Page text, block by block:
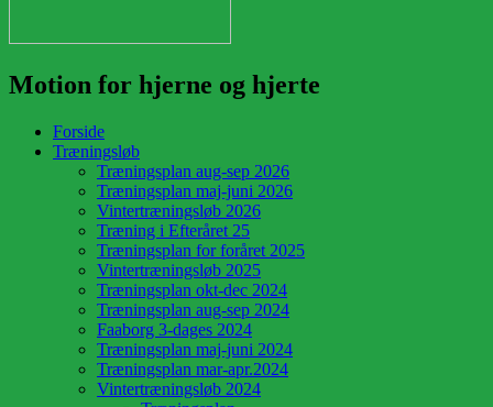
Motion for hjerne og hjerte
Forside
Træningsløb
Træningsplan aug-sep 2026
Træningsplan maj-juni 2026
Vintertræningsløb 2026
Træning i Efteråret 25
Træningsplan for foråret 2025
Vintertræningsløb 2025
Træningsplan okt-dec 2024
Træningsplan aug-sep 2024
Faaborg 3-dages 2024
Træningsplan maj-juni 2024
Træningsplan mar-apr.2024
Vintertræningsløb 2024